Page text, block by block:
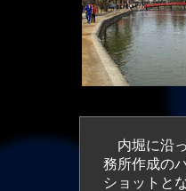
内堀に沿
務所作成の
ショットと